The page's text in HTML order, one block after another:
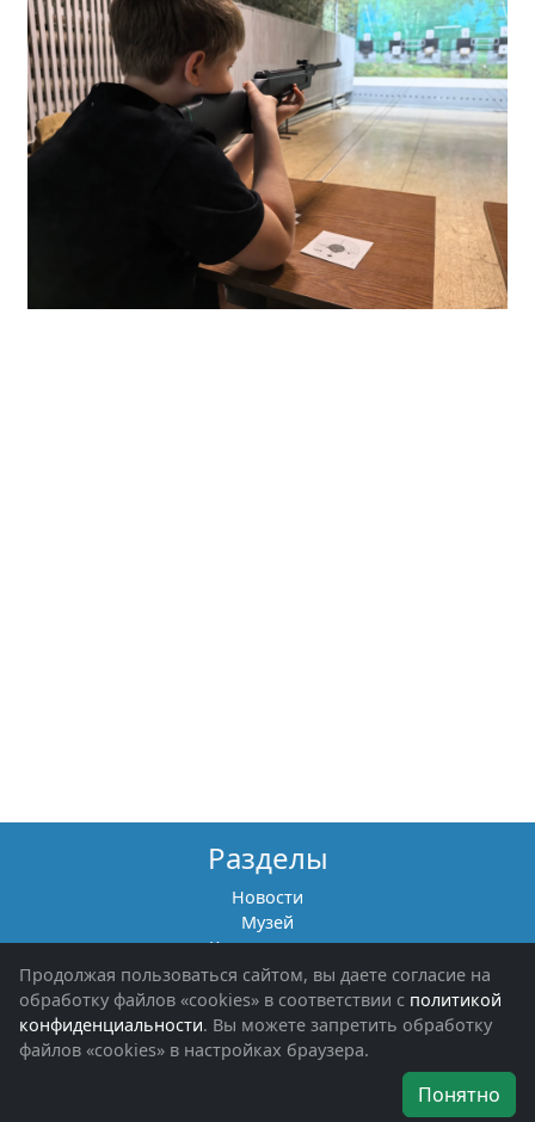
Разделы
Новости
Музей
Книги памяти
Фотоальбомы
Обращения граждан
Помощь участникам СВО и их семьям
Об организации
Продолжая пользоваться сайтом, вы даете согласие на
обработку файлов «cookies» в соответствии с политикой
конфиденциальности. Вы можете запретить обработку
файлов «cookies» в настройках браузера.
Понятно